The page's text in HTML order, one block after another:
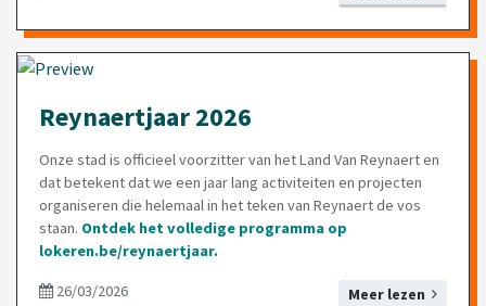
Reynaertjaar 2026
Onze stad is officieel voorzitter van het Land Van Reynaert en
dat betekent dat we een jaar lang activiteiten en projecten
organiseren die helemaal in het teken van Reynaert de vos
staan. Ontdek het volledige programma op
lokeren.be/reynaertjaar.
Meer lezen
26/03/2026